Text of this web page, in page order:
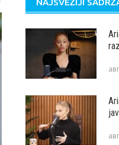
NAJSVEŽIJI